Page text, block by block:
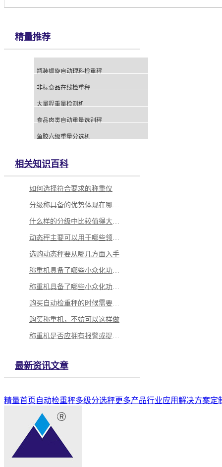
精量推荐
瓶装螺旋自动理料检重秤
非标食品在线检重秤
大量程重量检测机
食品肉类自动重量选别秤
鱼胶六级重量分选机
相关知识百科
如何选择符合要求的称重仪
选购动态秤要从哪几方面入手
购买称重机，不妨可以这样做
最新资讯文章
精量首页自动检重秤多级分选秤更多产品行业应用解决方案定